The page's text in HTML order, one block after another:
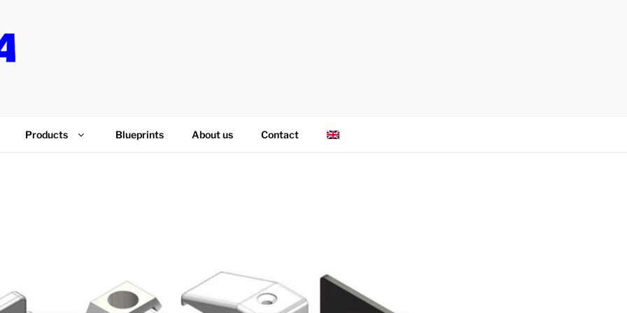
Products Blueprints About us Contact